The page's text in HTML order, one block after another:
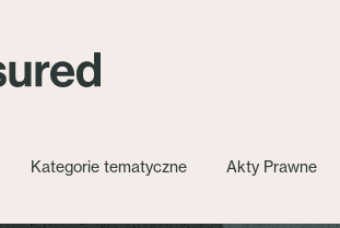
Kategorie tematyczne Akty Prawne